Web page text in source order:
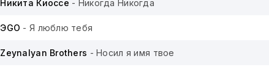
Никита Киоссе - Никогда Никогда
ЭGO - Я люблю тебя
Zeynalyan Brothers - Носил я имя твое